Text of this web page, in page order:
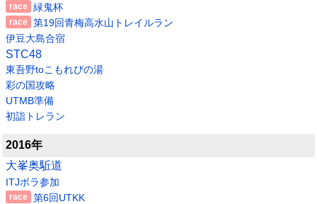
緑鬼杯
第19回青梅高水山トレイルラン
伊豆大島合宿
STC48
東吾野toこもれびの湯
彩の国攻略
UTMB準備
初詣トレラン
2016年
大峯奥駈道
ITJボラ参加
第6回UTKK